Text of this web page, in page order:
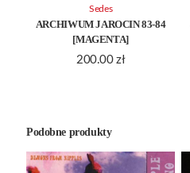
ARCHIWUM JAROCIN 83-84
[MAGENTA]
200.00 zł
Sedes
Podobne produkty